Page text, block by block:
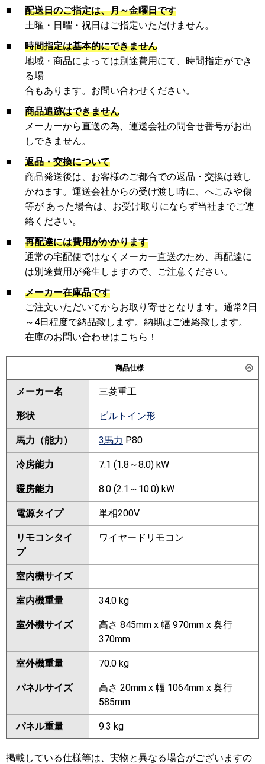
■
配送日のご指定は、月～金曜日です
土曜・日曜・祝日はご指定いただけません。
■
時間指定は基本的にできません
地域・商品によっては別途費用にて、時間指定ができ
る場
合もあります。お問い合わせください。
■
商品追跡はできません
メーカーから直送の為、運送会社の問合せ番号がお出
しできません。
■
返品・交換について
商品発送後は、お客様のご都合での返品・交換は致し
かねます。運送会社からの受け渡し時に、へこみや傷
等が あった場合は、お受け取りにならず当社までご連
絡ください。
■
再配達には費用がかかります
通常の宅配便ではなくメーカー直送のため、再配達に
は別途費用が発生しますので、ご注意ください。
■
メーカー在庫品です
ご注文いただいてからお取り寄せとなります。通常2日
～4日程度で納品致します。納期はご連絡致します。
在庫のお問い合わせはこちら！
商品仕様
メーカー名 三菱重工
形状 ビルトイン形
馬力（能力） 3馬力 P80
冷房能力 7.1 (1.8～8.0) kW
暖房能力 8.0 (2.1～10.0) kW
電源タイプ 単相200V
リモコンタイ
プ
ワイヤードリモコン
室内機サイズ
室内機重量 34.0 kg
室外機サイズ
高さ 845mm x 幅 970mm x 奥行
370mm
室外機重量 70.0 kg
パネルサイズ
高さ 20mm x 幅 1064mm x 奥行
585mm
パネル重量 9.3 kg
掲載している仕様等は、実物と異なる場合がございますの